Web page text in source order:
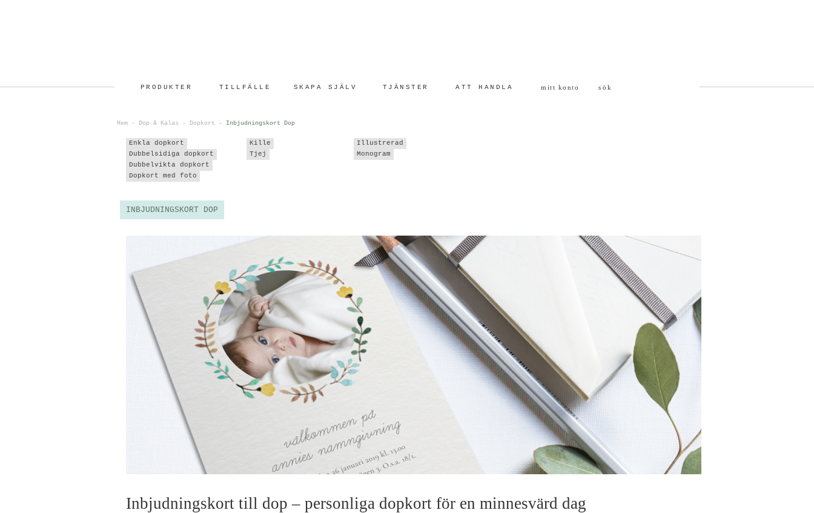
<
PRODUKTER TILLFÄLLE SKAPA SJÄLV TJÄNSTER ATT HANDLA mitt konto sök
Hem - Dop & Kalas - Dopkort - Inbjudningskort Dop
Enkla dopkort
Dubbelsidiga dopkort
Dubbelvikta dopkort
Dopkort med foto
Kille
Tjej
Illustrerad
Monogram
INBJUDNINGSKORT DOP
Inbjudningskort till dop – personliga dopkort för en minnesvärd dag